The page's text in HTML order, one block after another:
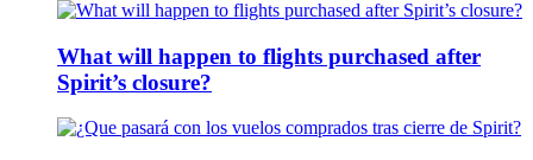
What will happen to flights purchased after
Spirit’s closure?